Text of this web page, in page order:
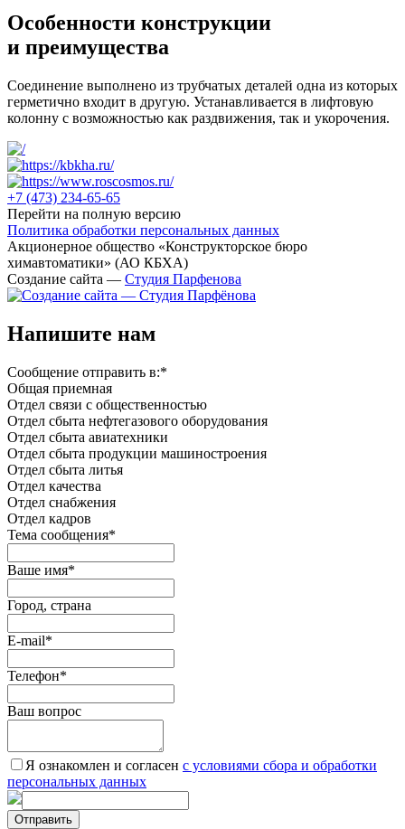
Особенности конструкции
и преимущества
Соединение выполнено из трубчатых деталей одна из которых
герметично входит в другую. Устанавливается в лифтовую
колонну с возможностью как раздвижения, так и укорочения.
+7 (473) 234-65-65
Перейти на полную версию
Политика обработки персональных данных
Акционерное общество «Конструкторское бюро
химавтоматики» (АО КБХА)
Создание сайта — Студия Парфенова
Напишите нам
Сообщение отправить в:*
Общая приемная
Отдел связи с общественностью
Oтдел сбыта нефтегазового оборудования
Отдел сбыта авиатехники
Отдел сбыта продукции машиностроения
Отдел сбыта литья
Отдел качества
Oтдел снабжения
Отдел кадров
Тема сообщения*
Ваше имя*
Город, страна
E-mail*
Телефон*
Ваш вопрос
Я ознакомлен и согласен c условиями сбора и обработки
персональных данных
Отправить